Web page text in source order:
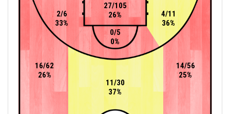
14/56
25%
2/6
33%
27/105
26%
16/62
26%
11/30
37%
4/11
36%
0/5
0%